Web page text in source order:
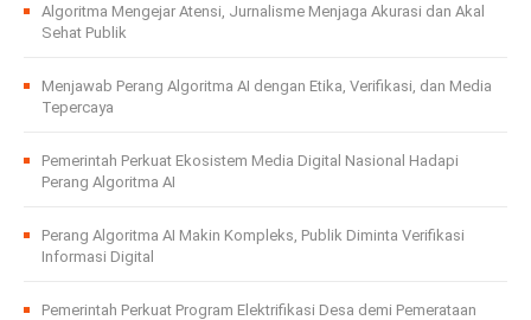
Algoritma Mengejar Atensi, Jurnalisme Menjaga Akurasi dan Akal
Sehat Publik
Menjawab Perang Algoritma AI dengan Etika, Verifikasi, dan Media
Tepercaya
Pemerintah Perkuat Ekosistem Media Digital Nasional Hadapi
Perang Algoritma AI
Perang Algoritma AI Makin Kompleks, Publik Diminta Verifikasi
Informasi Digital
Pemerintah Perkuat Program Elektrifikasi Desa demi Pemerataan